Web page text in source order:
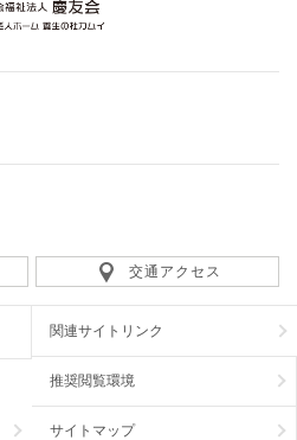
交通アクセス
関連サイトリンク
推奨閲覧環境
サイトマップ